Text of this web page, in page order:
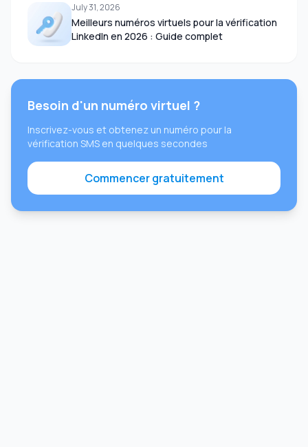
July 31, 2026
Meilleurs numéros virtuels pour la vérification
LinkedIn en 2026 : Guide complet
Besoin d'un numéro virtuel ?
Inscrivez-vous et obtenez un numéro pour la
vérification SMS en quelques secondes
Commencer gratuitement